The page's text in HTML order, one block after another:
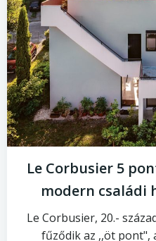
Le Corbusier 5
modern családi
Le Corbusier, 20.-
fűződik az ,,öt pont",